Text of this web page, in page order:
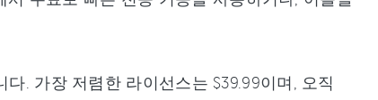
. 가장 저렴한 라이선스는 $39.99이며, 오직